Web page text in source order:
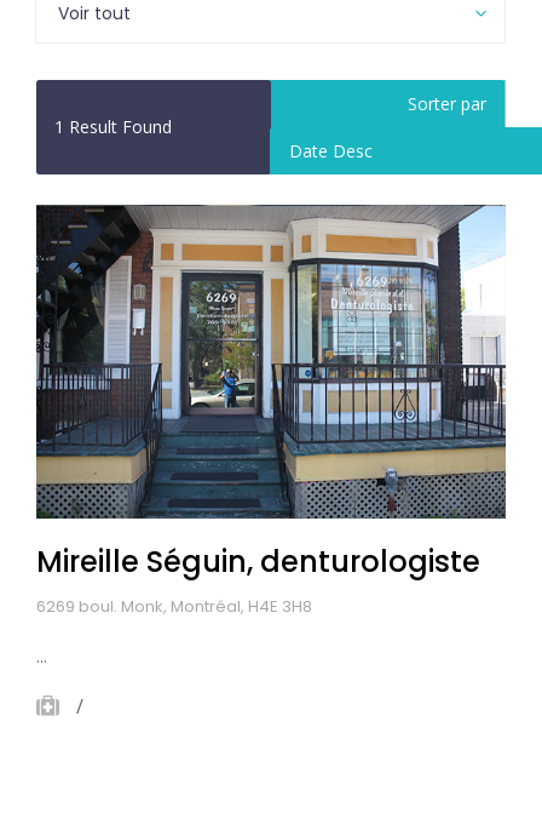
Voir tout
1 Result Found
Sorter par
Date Desc
Mireille Séguin, denturologiste
6269 boul. Monk, Montréal, H4E 3H8
...